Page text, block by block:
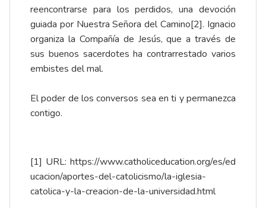
reencontrarse para los perdidos, una devoción
guiada por Nuestra Señora del Camino[2]. Ignacio
organiza la Compañía de Jesús, que a través de
sus buenos sacerdotes ha contrarrestado varios
embistes del mal.
El poder de los conversos sea en ti y permanezca
contigo.
[1] URL: https://www.catholiceducation.org/es/ed
ucacion/aportes-del-catolicismo/la-iglesia-
catolica-y-la-creacion-de-la-universidad.html